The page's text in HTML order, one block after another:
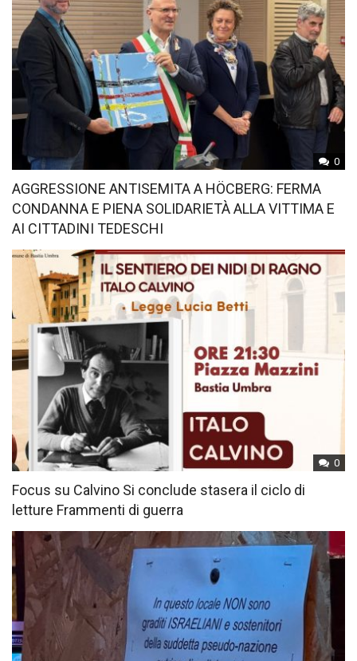
0
AGGRESSIONE ANTISEMITA A HÖCBERG: FERMA
CONDANNA E PIENA SOLIDARIETÀ ALLA VITTIMA E
AI CITTADINI TEDESCHI
0
Focus su Calvino Si conclude stasera il ciclo di
letture Frammenti di guerra